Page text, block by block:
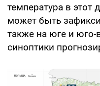
температура в этот
может быть
также на юге и юго-
синоптики